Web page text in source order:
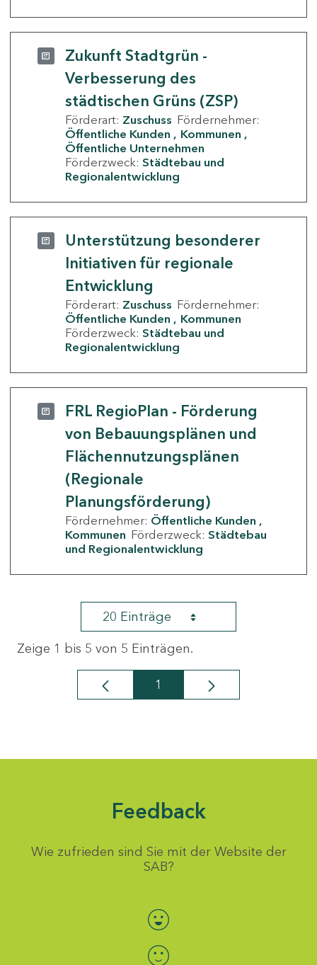
Zukunft Stadtgrün -
Verbesserung des
städtischen Grüns (ZSP)
Förderart: Zuschuss Fördernehmer:
Öffentliche Kunden
Kommunen
Öffentliche Unternehmen
Förderzweck: Städtebau und
Regionalentwicklung
Unterstützung besonderer
Initiativen für regionale
Entwicklung
Förderart: Zuschuss Fördernehmer:
Öffentliche Kunden
Kommunen
Förderzweck: Städtebau und
Regionalentwicklung
FRL RegioPlan - Förderung
von Bebauungsplänen und
Flächennutzungsplänen
(Regionale
Planungsförderung)
Fördernehmer: Öffentliche Kunden
Kommunen Förderzweck: Städtebau
und Regionalentwicklung
20 Einträge
Zeige 1 bis 5 von 5 Einträgen.
Seite
1
Feedback
Wie zufrieden sind Sie mit der Website der
SAB?
Bewertung auswählen